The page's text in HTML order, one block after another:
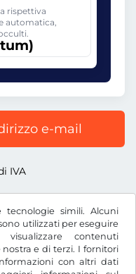
simili. Alcuni
utilizzati per eseguire
contenuti
e di terzi. I fornitori
con altri dati
rispettiva
automatica,
e-mail
IVA